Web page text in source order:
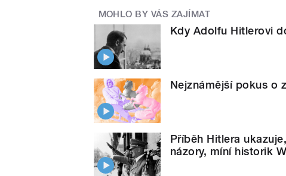
MOHLO BY VÁS ZAJÍMAT
Kdy Adolfu Hitlerovi
Nejznámější pokus o
Příběh Hitlera
názory, míní historik